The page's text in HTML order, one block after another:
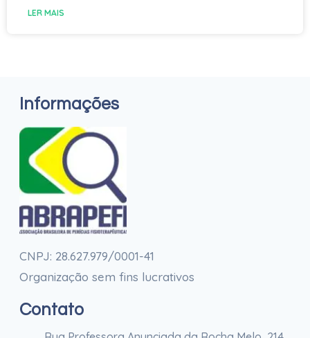
LER MAIS
Informações
CNPJ: 28.627.979/0001-41
Organização sem fins lucrativos
Contato